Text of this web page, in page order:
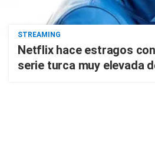
STREAMING
Netflix hace estragos
serie turca muy elevada